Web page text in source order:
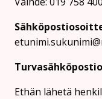
Ethän lähetä